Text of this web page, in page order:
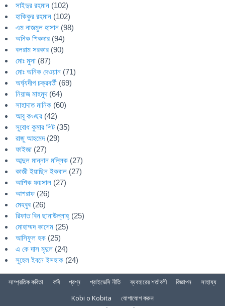
সাইদুর রহমান (102)
হাকিকুর রহমান (102)
এম নাজমুল হাসান (98)
অনিক শিকদার (94)
বলরাম সরকার (90)
মোঃ মুসা (87)
মোঃ অনিক দেওয়ান (71)
অর্ঘ্যদীপ চক্রবর্তী (69)
নিয়াজ মাহমুদ(64)
সাহাদাত মানিক (60)
আবু কওছর (42)
সুবোধ কুমার শিট (35)
রাজু আহমেদ(29)
ফাইজা (27)
আব্দুল মান্নান মল্লিক (27)
কাজী ইয়াছিন ইকবাল (27)
আশিক ফয়সাল (27)
আশরাফ (26)
মেহবুব (26)
রিফাত বিন ছানাউল্লাহ্ (25)
মোহাম্মদ কাশেম (25)
আসিফুল হক (25)
এ কে দাস মৃদুল (24)
সুহেল ইবনে ইসহাক (24)
সাম্প্রতিক কবিতা কবি প্রশ্ন প্রাইভেসি নীতি ব্যবহারের শর্তাবলী বিজ্ঞাপন
সাহায্য
Kobi o Kobita
যোগাযোগ করুন